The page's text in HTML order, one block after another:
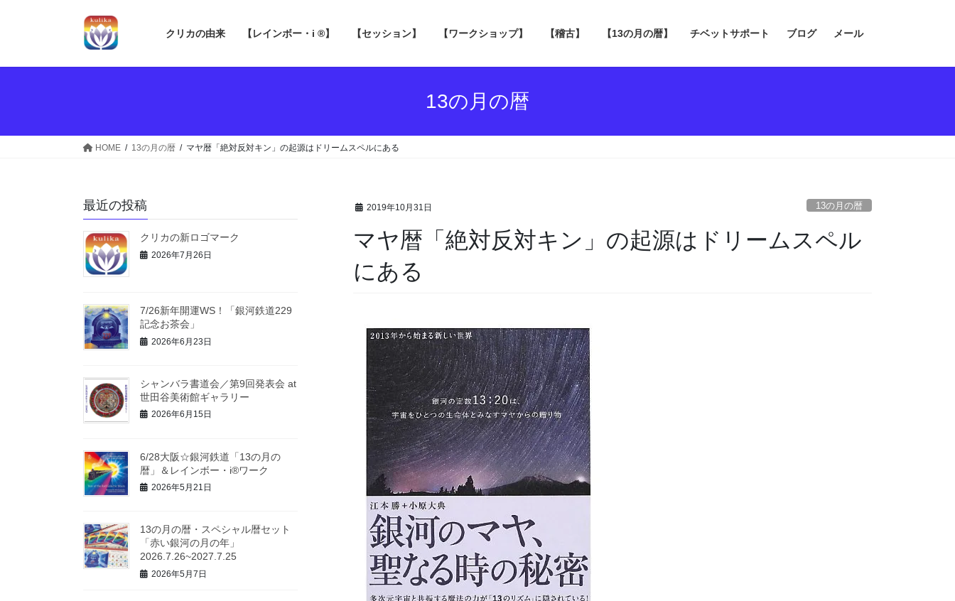
クリカの由来 【レインボー・i ®】 【セッション】 【ワークショップ】 【稽古】 【13の月の暦】 チベットサポート ブログ メール
13の月の暦
HOME 13の月の暦 マヤ暦「絶対反対キン」の起源はドリームスペルにある
2019年10月31日 13の月の暦
マヤ暦「絶対反対キン」の起源はドリームスペル
にある
最近の投稿
クリカの新ロゴマーク
2026年7月26日
7/26新年開運WS！「銀河鉄道229
記念お茶会」
2026年6月23日
シャンバラ書道会／第9回発表会 at
世田谷美術館ギャラリー
2026年6月15日
6/28大阪☆銀河鉄道「13の月の
暦」＆レインボー・i®ワーク
2026年5月21日
13の月の暦・スペシャル暦セット
「赤い銀河の月の年」
2026.7.26~2027.7.25
2026年5月7日